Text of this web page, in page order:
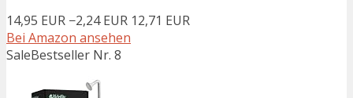
14,95 EUR −2,24 EUR 12,71 EUR
Bei Amazon ansehen
SaleBestseller Nr. 8